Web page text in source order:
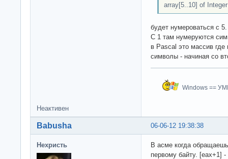
array[5..10] of Integer
будет нумероваться с 5.
С 1 там нумеруются
в Pascal это массив
символы - начиная со
Windows ==
Неактивен
06-06-12 19:38:38
Babusha
Нехристь
В асме когда
первому байту. [eax+1]